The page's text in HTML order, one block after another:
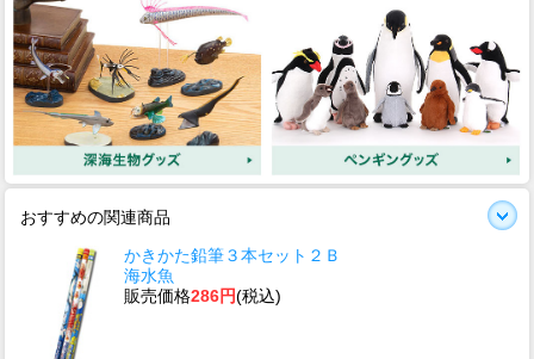
おすすめの関連商品
かきかた鉛筆３本セット２Ｂ
海水魚
販売価格286円(税込)